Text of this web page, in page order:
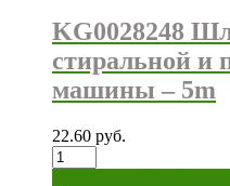
KG0028248
стиральной и
машины – 5m
22.60 руб.
Количество